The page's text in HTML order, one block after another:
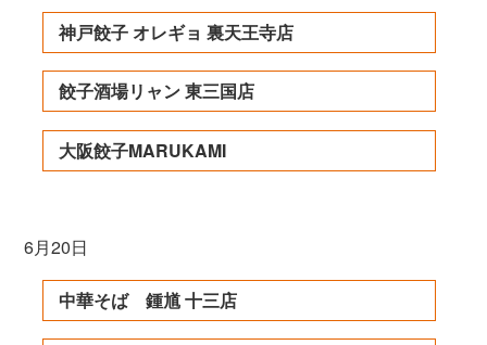
神戸餃子 オレギョ 裏天王寺店
餃子酒場リャン 東三国店
大阪餃子MARUKAMI
6月20日
中華そば 鍾馗 十三店